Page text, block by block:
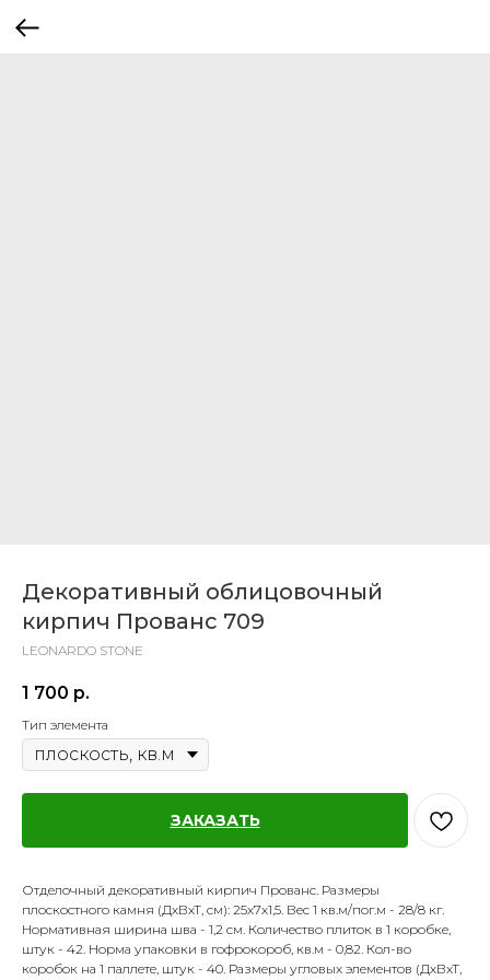
Декоративный облицовочный
кирпич Прованс 709
LEONARDO STONE
1 700 р.
Тип элемента
ЗАКАЗАТЬ
Отделочный декоративный кирпич Прованс. Размеры
плоскостного камня (ДхВхТ, см): 25х7х1,5. Вес 1 кв.м/пог.м - 28/8 кг.
Нормативная ширина шва - 1,2 см. Количество плиток в 1 коробке,
штук - 42. Норма упаковки в гофрокороб, кв.м - 0,82. Кол-во
коробок на 1 паллете, штук - 40. Размеры угловых элементов (ДхВхТ,